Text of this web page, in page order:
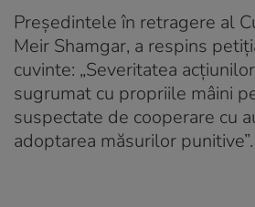
Președintele în retragere al
Meir Shamgar, a respins
cuvinte: „Severitatea
sugrumat cu propriile mâini
suspectate de cooperare cu
adoptarea măsurilor punitive”.